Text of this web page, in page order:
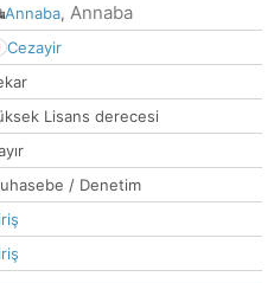
Annaba, Annaba
Cezayir
Lisans derecesi
/ Denetim